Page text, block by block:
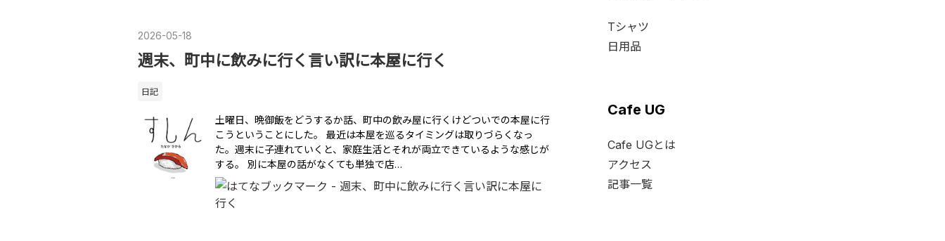
2026-05-18
週末、町中に飲みに行く言い訳に本屋に行く
日記
土曜日、晩御飯をどうするか話、町中の飲み屋に行くけどついでの本屋に行
こうということにした。 最近は本屋を巡るタイミングは取りづらくなっ
た。週末に子連れていくと、家庭生活とそれが両立できているような感じが
する。 別に本屋の話がなくても単独で店…
Tシャツ
日用品
Cafe UG
Cafe UGとは
アクセス
記事一覧